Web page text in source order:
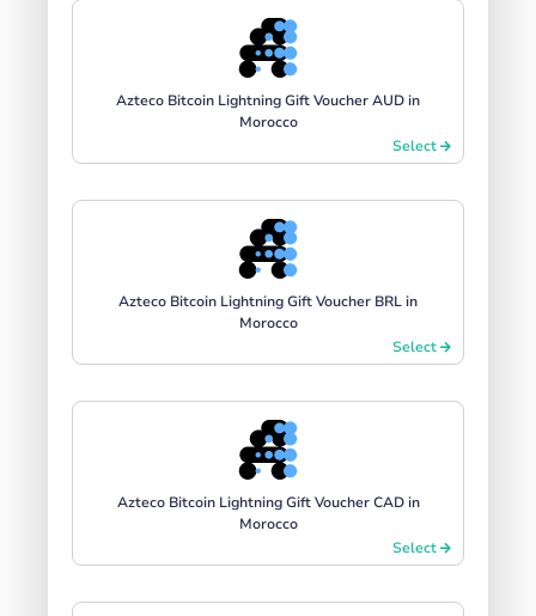
Azteco Bitcoin Lightning Gift Voucher AUD in
Morocco
Select
Azteco Bitcoin Lightning Gift Voucher BRL in
Morocco
Select
Azteco Bitcoin Lightning Gift Voucher CAD in
Morocco
Select